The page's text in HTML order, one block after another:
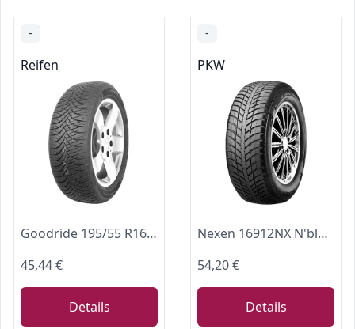
-
Reifen
Goodride 195/55 R16 91V XL Ganzjahresreifen Allwetter M+S 3PMSF Reifen Kompatibel mit VW POLO AW1, BZ1, MERCEDES-BENZ A-Klasse W169, OPEL Corsa D Schrägheck S07 Corsa E Schrägheck X15
45,44 €
Details
-
PKW
Nexen 16912NX N'blue 4Season 195/65R15 91H Allwetterreifen
54,20 €
Details